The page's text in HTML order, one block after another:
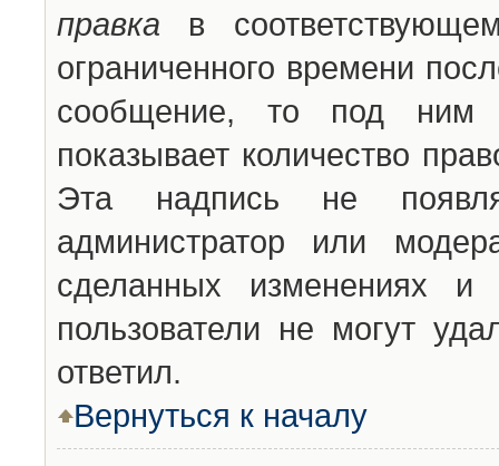
правка в
ограниченного времени
сообщение, то под ним
показывает количество
Эта надпись не
администратор или
сделанных изменениях
пользователи не могут
ответил.
Вернуться к началу